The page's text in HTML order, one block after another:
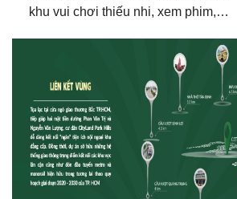
khu vui chơi thiếu nhi, xem phim,…